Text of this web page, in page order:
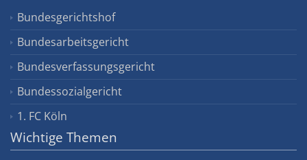
Bundesgerichtshof
Bundesarbeitsgericht
Bundesverfassungsgericht
Bundessozialgericht
1. FC Köln
Wichtige Themen